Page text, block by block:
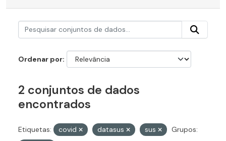
Ordenar por
2 conjuntos de dados
encontrados
Etiquetas: covid datasus sus
Grupos: